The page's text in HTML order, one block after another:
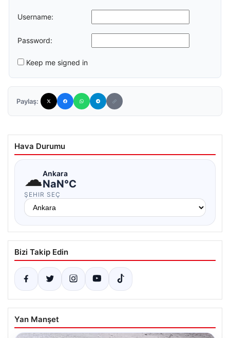
Username:
Password:
Keep me signed in
Paylaş:
Hava Durumu
☁Ankara
NaN°C
ŞEHIR SEÇ
Bizi Takip Edin
Yan Manşet